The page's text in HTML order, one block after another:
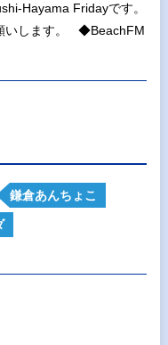
Hayama Fridayです。
いします。 ◆BeachFM
鎌倉あんちょこ